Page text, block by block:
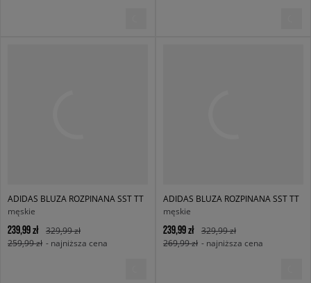
ADIDAS BLUZA ROZPINANA SST TT
męskie
239,99 zł
329,99 zł
259,99 zł - najniższa cena
ADIDAS BLUZA ROZPINANA SST TT
męskie
239,99 zł
329,99 zł
269,99 zł - najniższa cena